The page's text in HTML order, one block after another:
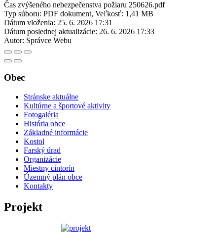
Čas zvýšeného nebezpečenstva požiaru 250626.pdf
Typ súboru: PDF dokument, Veľkosť: 1,41 MB
Dátum vloženia: 25. 6. 2026 17:31
Dátum poslednej aktualizácie: 26. 6. 2026 17:33
Autor: Správce Webu
Obec
Stránske aktuálne
Kultúrne a športové aktivity
Fotogaléria
História obce
Základné informácie
Kostol
Farský úrad
Organizácie
Miestny cintorín
Územný plán obce
Kontakty
Projekt